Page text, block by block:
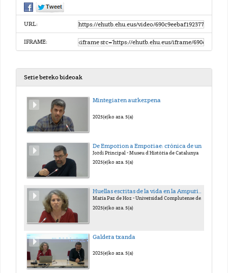
URL:
IFRAME:
Serie bereko bideoak
Mintegiaren aurkezpena
2025(e)ko aza. 5(a)
Jordi Principal - Museu d'Història de Catalunya
2025(e)ko aza. 5(a)
Huellas escritas de la vida en la Ampurias griega
María Paz de Hoz - Universidad Complutense de Madrid
2025(e)ko aza. 5(a)
Galdera txanda
2025(e)ko aza. 5(a)